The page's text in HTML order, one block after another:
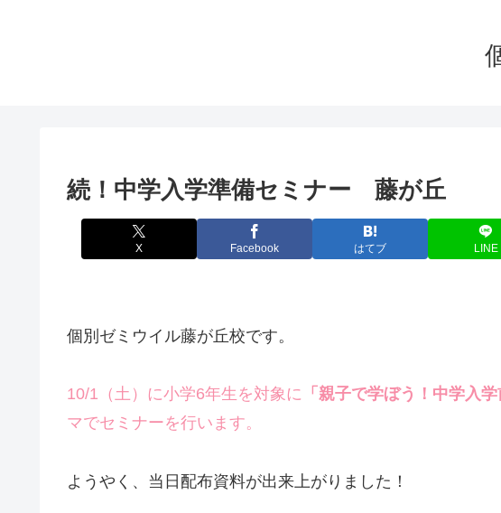
続！中学入学準備セミナー 藤が丘
X Facebook はてブ LINE
個別ゼミウイル藤が丘校です。
10/1（土）に小学6年生を対象に 「親子で学ぼう！中学入
マでセミナーを行います。
ようやく、当日配布資料が出来上がりました！